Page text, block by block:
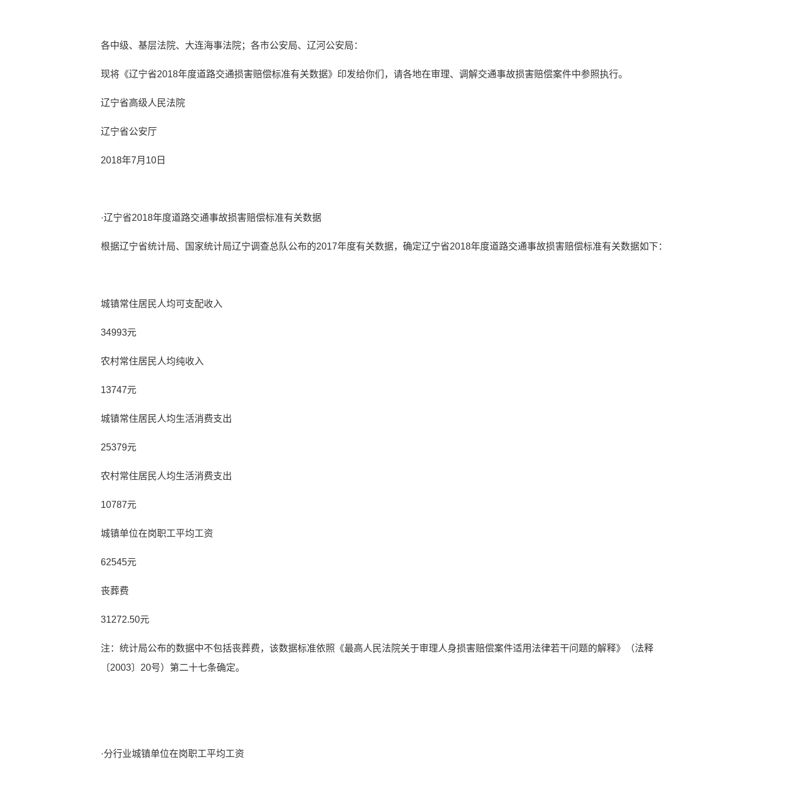
各中级、基层法院、大连海事法院；各市公安局、辽河公安局：
现将《辽宁省2018年度道路交通损害赔偿标准有关数据》印发给你们，请各地在审理、调解交通事故损害赔偿案件中参照执行。
辽宁省高级人民法院
辽宁省公安厅
2018年7月10日
·辽宁省2018年度道路交通事故损害赔偿标准有关数据
根据辽宁省统计局、国家统计局辽宁调查总队公布的2017年度有关数据，确定辽宁省2018年度道路交通事故损害赔偿标准有关数据如下：
城镇常住居民人均可支配收入
34993元
农村常住居民人均纯收入
13747元
城镇常住居民人均生活消费支出
25379元
农村常住居民人均生活消费支出
10787元
城镇单位在岗职工平均工资
62545元
丧葬费
31272.50元
注：统计局公布的数据中不包括丧葬费，该数据标准依照《最高人民法院关于审理人身损害赔偿案件适用法律若干问题的解释》（法释
〔2003〕20号）第二十七条确定。
·分行业城镇单位在岗职工平均工资